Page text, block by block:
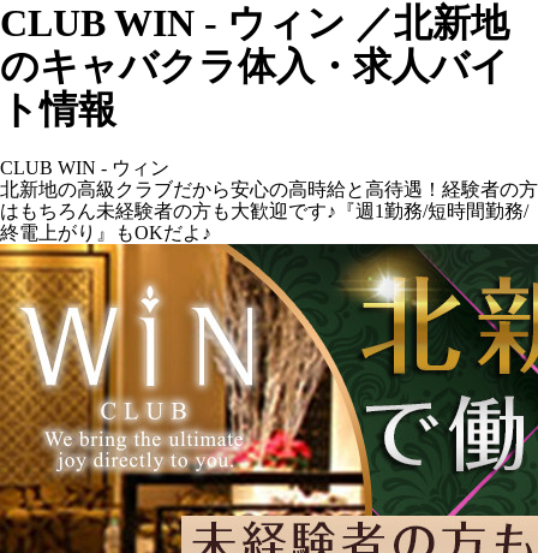
CLUB WIN - ウィン ／北新地
のキャバクラ体入・求人バイ
ト情報
CLUB WIN - ウィン
北新地の高級クラブだから安心の高時給と高待遇！経験者の方
はもちろん未経験者の方も大歓迎です♪『週1勤務/短時間勤務/
終電上がり』もOKだよ♪